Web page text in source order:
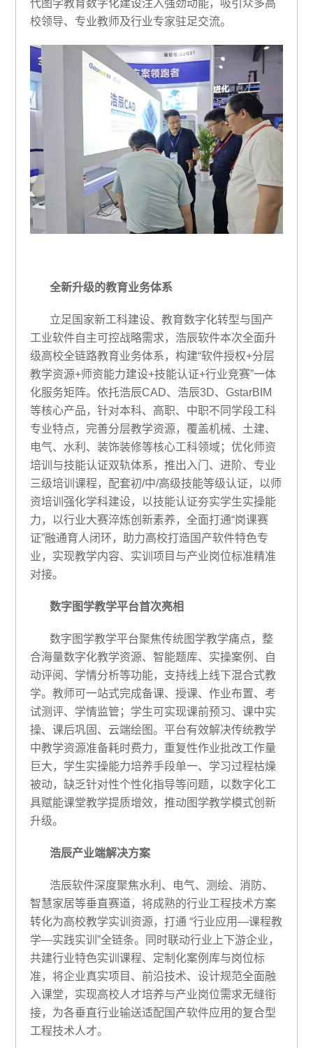
代图学教育数字化建设注入强劲动能，吸引众多高
校领导、专业教师及行业专家驻足交流。
全新升级的教育业务体系
立足国家新工科建设、教育数字化转型与国产
工业软件自主可控战略需求，浩辰软件本次全面升
级高校全链路教育业务体系，构建“软件授权+分层
教学资源+师资能力建设+技能认证+行业竞赛”一体
化服务矩阵。依托浩辰CAD、浩辰3D、GstarBIM
等核心产品，针对本科、高职、中职不同学段工科
专业特点，完善分层教学资源，覆盖机械、土建、
电气、水利、装饰装修等核心工科领域；优化师资
培训与技能认证双轨体系，推出入门、进阶、专业
三级培训课程，配套初/中/高级技能等级认证，以师
资培训强化学科建设，以技能认证夯实学生实操能
力，以行业大赛淬炼创新素养，全面打通“岗课赛
证”融通育人闭环，助力高校打造国产软件特色专
业，实现教学内容、实训项目与产业岗位标准精准
对接。
数字图学教学平台首次亮相
数字图学教学平台聚焦传统图学教学痛点，整
合海量数字化教学资源、智能题库、实操案例、自
动评阅、学情分析等功能，支持线上线下混合式教
学。教师可一站式完成备课、授课、作业布置、考
试测评、学情监管；学生可实现课前预习、课中实
操、课后巩固、云端绘图。平台有效解决传统教学
中教学资源准备耗时费力，重复性作业批改工作量
巨大，学生实操能力培养手段单一、学习过程枯燥
被动，缺乏针对性个性化指导等问题，以数字化工
具赋能课堂教学提质增效，推动图学教学模式创新
升级。
浩辰产业端解决方案
浩辰软件深度聚焦水利、电气、测绘、消防、
智慧家居等垂直赛道，将成熟的行业工程技术方案
转化为高校教学实训资源，打通 “行业应用—课程教
学—实践实训”全链条。同时联动行业上下游企业，
共建行业特色实训课程、定制化案例库与岗位标
准，将企业真实项目、前沿技术、设计规范全面融
入课堂，实现高校人才培养与产业岗位需求无缝衔
接，为各垂直行业输送适配国产软件应用的复合型
工程技术人才。